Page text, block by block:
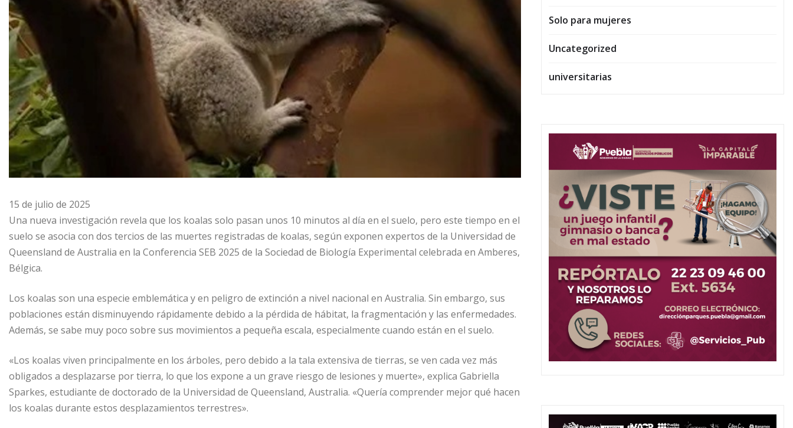
15 de julio de 2025
Una nueva investigación revela que los koalas solo pasan unos 10 minutos al día en el suelo, pero este tiempo en el
suelo se asocia con dos tercios de las muertes registradas de koalas, según exponen expertos de la Universidad de
Queensland de Australia en la Conferencia SEB 2025 de la Sociedad de Biología Experimental celebrada en Amberes,
Bélgica.
Los koalas son una especie emblemática y en peligro de extinción a nivel nacional en Australia. Sin embargo, sus
poblaciones están disminuyendo rápidamente debido a la pérdida de hábitat, la fragmentación y las enfermedades.
Además, se sabe muy poco sobre sus movimientos a pequeña escala, especialmente cuando están en el suelo.
«Los koalas viven principalmente en los árboles, pero debido a la tala extensiva de tierras, se ven cada vez más
obligados a desplazarse por tierra, lo que los expone a un grave riesgo de lesiones y muerte», explica Gabriella
Sparkes, estudiante de doctorado de la Universidad de Queensland, Australia. «Quería comprender mejor qué hacen
los koalas durante estos desplazamientos terrestres».
Solo para mujeres
Uncategorized
universitarias